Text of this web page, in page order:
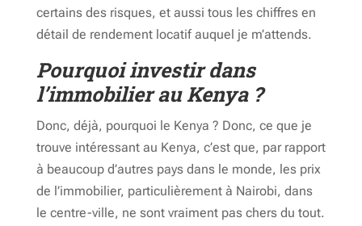
certains des risques, et aussi tous les chiffres en
détail de rendement locatif auquel je m’attends.
Pourquoi investir dans
l’immobilier au Kenya ?
Donc, déjà, pourquoi le Kenya ? Donc, ce que je
trouve intéressant au Kenya, c’est que, par rapport
à beaucoup d’autres pays dans le monde, les prix
de l’immobilier, particulièrement à Nairobi, dans
le centre-ville, ne sont vraiment pas chers du tout.